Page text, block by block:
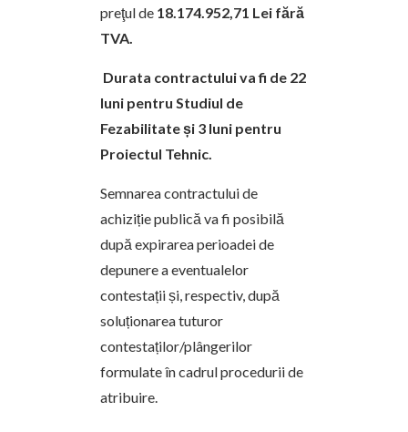
preţul de 18.174.952,71 Lei fără
TVA.
Durata contractului va fi de 22
luni pentru Studiul de
Fezabilitate și 3 luni pentru
Proiectul Tehnic.
Semnarea contractului de
achiziție publică va fi posibilă
după expirarea perioadei de
depunere a eventualelor
contestații și, respectiv, după
soluționarea tuturor
contestaților/plângerilor
formulate în cadrul procedurii de
atribuire.